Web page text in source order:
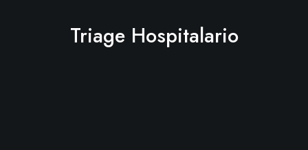
Triage Hospitalario